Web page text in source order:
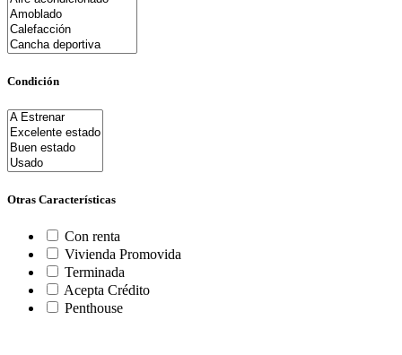
Condición
Otras Características
Con renta
Vivienda Promovida
Terminada
Acepta Crédito
Penthouse